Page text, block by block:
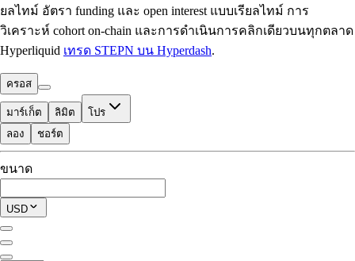
ยลไทม์ อัตรา funding และ open interest แบบเรียลไทม์ การ
วิเคราะห์ cohort on-chain และการดำเนินการคลิกเดียวบนทุกตลาด
Hyperliquid เทรด STEPN บน Hyperdash.
ครอส
มาร์เก็ต ลิมิต โปร
ที่ใช้เทรดได้
$0.00
โพซิชันปัจจุบัน
0 GMT
ลอง ชอร์ต
ขนาด
USD